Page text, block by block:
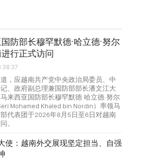
防部长穆罕默德·哈立德·努尔
行正式访问
，应越南共产党中央政治局委员、中
、政府副总理兼国防部部长潘文江大
来西亚国防部长穆罕默德·哈立德·努尔
Mohamed Khaled bin Nordin）率领马
代表团于2026年8月5日至6日对越南
。
使：越南外交展现坚定担当、自强